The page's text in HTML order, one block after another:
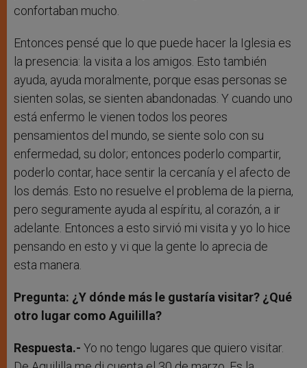
confortaban mucho.
Entonces pensé que lo que puede hacer la Iglesia es
la presencia: la visita a los amigos. Esto también
ayuda, ayuda moralmente, porque esas personas se
sienten solas, se sienten abandonadas. Y cuando uno
está enfermo le vienen todos los peores
pensamientos del mundo, se siente solo con su
enfermedad, su dolor; entonces poderlo compartir,
poderlo contar, hace sentir la cercanía y el afecto de
los demás. Esto no resuelve el problema de la pierna,
pero seguramente ayuda al espíritu, al corazón, a ir
adelante. Entonces a esto sirvió mi visita y yo lo hice
pensando en esto y vi que la gente lo aprecia de
esta manera.
Pregunta: ¿Y dónde más le gustaría visitar? ¿Qué
otro lugar como Aguililla?
Respuesta.- Yo no tengo lugares que quiero visitar.